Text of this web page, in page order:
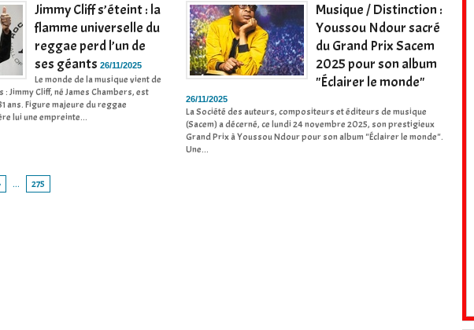
Jimmy Cliff s’éteint : la
flamme universelle du
reggae perd l’un de
ses géants 26/11/2025
Le monde de la musique vient de
Jimmy Cliff, né James Chambers, est
ans. Figure majeure du reggae
lui une empreinte...
Musique / Distinction :
Youssou Ndour sacré
du Grand Prix Sacem
2025 pour son album
"Éclairer le monde"
26/11/2025
La Société des auteurs, compositeurs et éditeurs de musique
(Sacem) a décerné, ce lundi 24 novembre 2025, son prestigieux
Grand Prix à Youssou Ndour pour son album "Éclairer le monde".
Une...
... 275